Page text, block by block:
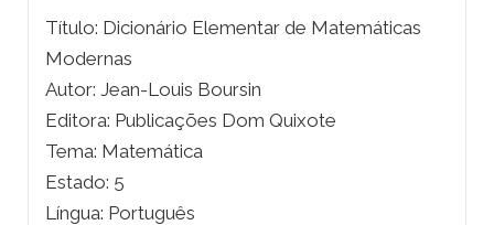
Título: Dicionário Elementar de Matemáticas
Modernas
Autor: Jean-Louis Boursin
Editora: Publicações Dom Quixote
Tema: Matemática
Estado: 5
Língua: Português